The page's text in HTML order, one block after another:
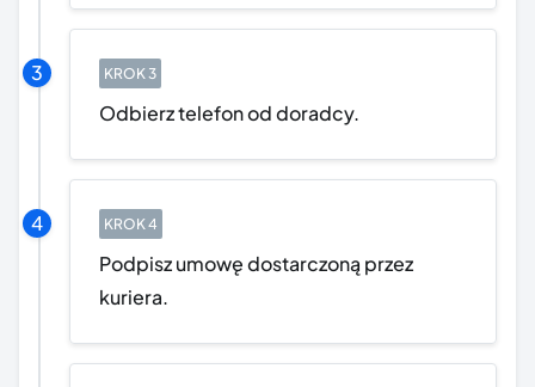
Odbierz telefon od doradcy.
Podpisz umowę dostarczoną przez
kuriera.